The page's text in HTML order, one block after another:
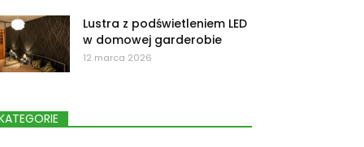
Lustra z podświetleniem LED
w domowej garderobie
12 marca 2026